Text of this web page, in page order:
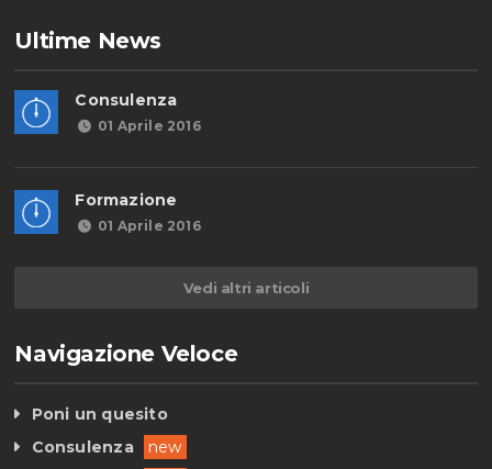
Ultime News
Consulenza
01 Aprile 2016
Formazione
01 Aprile 2016
Vedi altri articoli
Navigazione Veloce
Poni un quesito
Consulenza
new